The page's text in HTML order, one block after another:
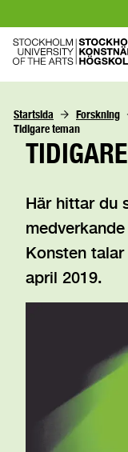
Startsida Forskning
Tidigare teman
Här hittar du
Konsten
april 2019.